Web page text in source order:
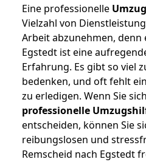
Eine professionelle
Vielzahl von
Arbeit abzunehmen, denn
Egstedt ist eine
Erfahrung. Es gibt so viel
bedenken, und oft fehlt
zu erledigen. Wenn Sie
professionelle
entscheiden, können Sie
reibungslosen und
Remscheid nach Egstedt